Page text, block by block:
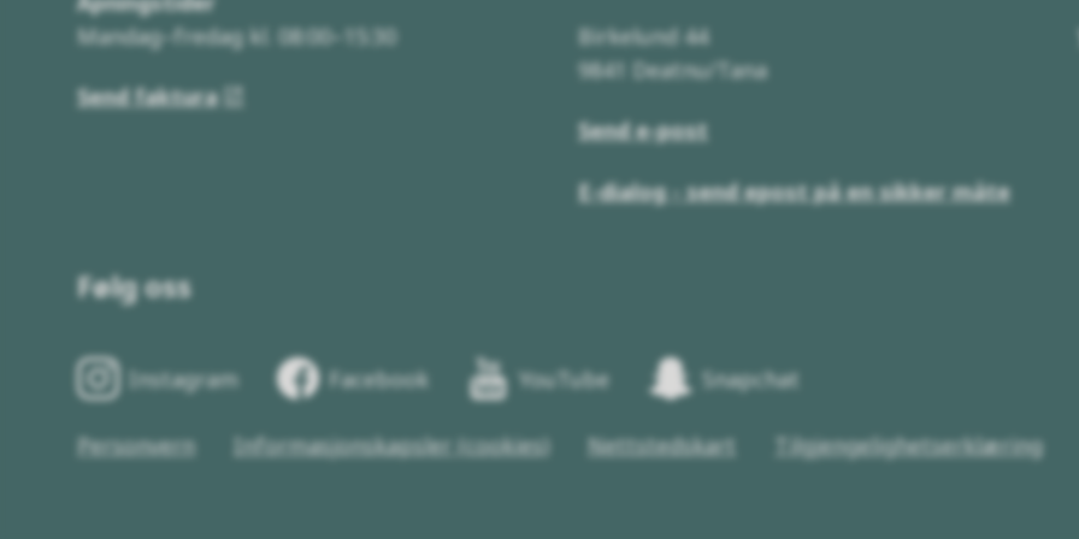
Mandag–fredag kl. 08:00–15:30
Send faktura
Birkelund 44
9841 Deatnu/Tana
Send e-post
E-dialog - send epost på en sikker måte
Følg oss
Instagram Facebook YouTube Snapchat
Personvern Informasjonskapsler (cookies) Nettstedskart Tilgjengelighetserklæring